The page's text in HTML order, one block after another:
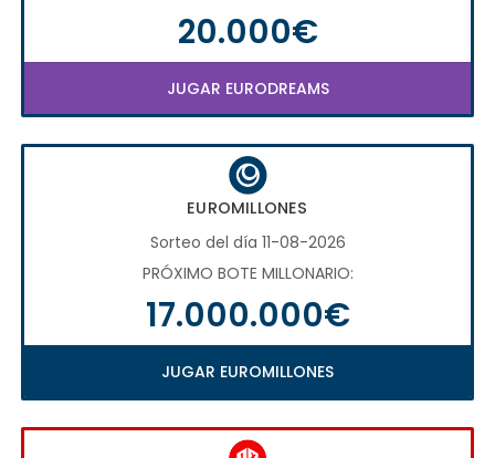
20.000€
JUGAR EURODREAMS
EUROMILLONES
Sorteo del día 11-08-2026
PRÓXIMO BOTE MILLONARIO:
17.000.000€
JUGAR EUROMILLONES